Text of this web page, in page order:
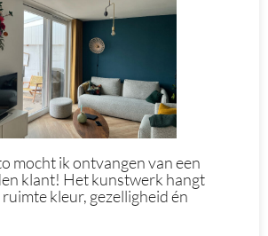
mocht ik ontvangen van een
klant! Het kunstwerk hangt
kleur, gezelligheid én